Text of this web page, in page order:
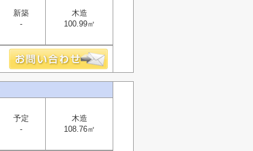
新築
-
木造
100.99㎡
予定
-
木造
108.76㎡